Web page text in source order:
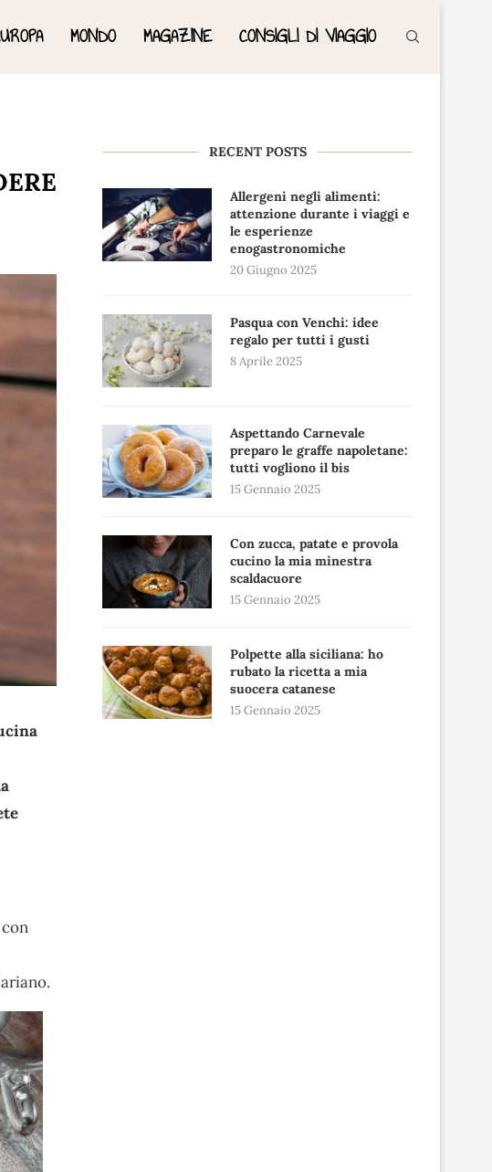
MONDO MAGAZINE CONSIGLI DI VIAGGIO
RECENT POSTS
Allergeni negli alimenti:
attenzione durante i viaggi e
le esperienze
enogastronomiche
20 Giugno 2025
Pasqua con Venchi: idee
regalo per tutti i gusti
8 Aprile 2025
Aspettando Carnevale
preparo le graffe napoletane:
tutti vogliono il bis
15 Gennaio 2025
Con zucca, patate e provola
cucino la mia minestra
scaldacuore
15 Gennaio 2025
Polpette alla siciliana: ho
rubato la ricetta a mia
suocera catanese
15 Gennaio 2025